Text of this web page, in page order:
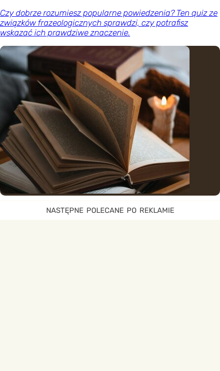
Czy dobrze rozumiesz popularne powiedzenia? Ten quiz ze
związków frazeologicznych sprawdzi, czy potrafisz
wskazać ich prawdziwe znaczenie.